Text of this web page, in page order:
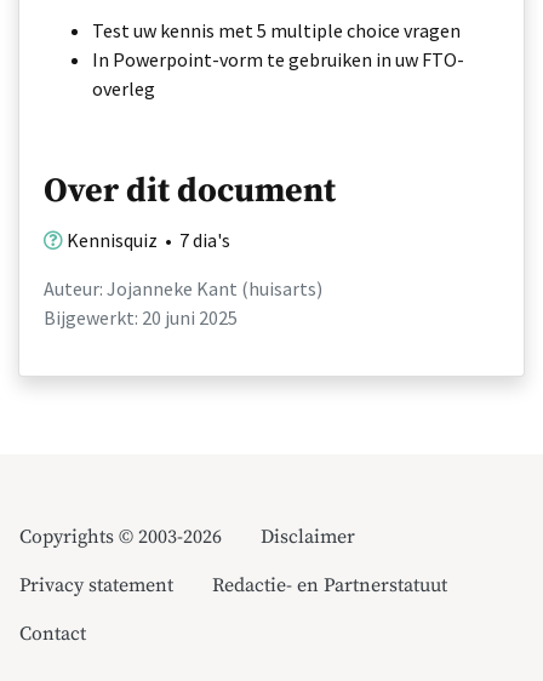
Test uw kennis met 5 multiple choice vragen
In Powerpoint-vorm te gebruiken in uw FTO-
overleg
Over dit document
Kennisquiz • 7 dia's
Auteur: Jojanneke Kant (huisarts)
Bijgewerkt: 20 juni 2025
Copyrights © 2003-2026
Disclaimer
Privacy statement
Redactie- en Partnerstatuut
Contact